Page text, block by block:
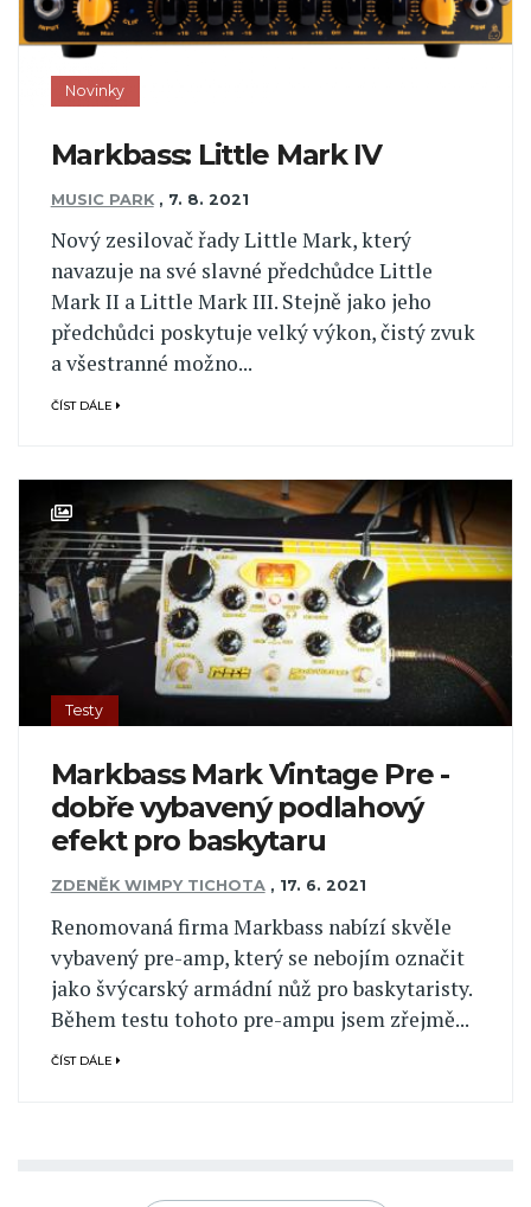
Novinky
Markbass: Little Mark IV
MUSIC PARK , 7. 8. 2021
Nový zesilovač řady Little Mark, který
navazuje na své slavné předchůdce Little
Mark II a Little Mark III. Stejně jako jeho
předchůdci poskytuje velký výkon, čistý zvuk
a všestranné možno...
ČÍST DÁLE
Testy
Markbass Mark Vintage Pre -
dobře vybavený podlahový
efekt pro baskytaru
ZDENĚK WIMPY TICHOTA , 17. 6. 2021
Renomovaná firma Markbass nabízí skvěle
vybavený pre-amp, který se nebojím označit
jako švýcarský armádní nůž pro baskytaristy.
Během testu tohoto pre-ampu jsem zřejmě...
ČÍST DÁLE